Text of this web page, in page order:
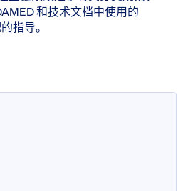
和技术文档中使用的
指导。